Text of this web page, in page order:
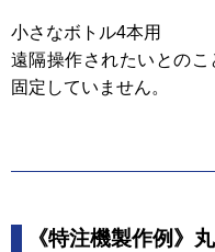
小さなボトル4本用
遠隔操作されたいとの
固定していません。
《特注機製作例》